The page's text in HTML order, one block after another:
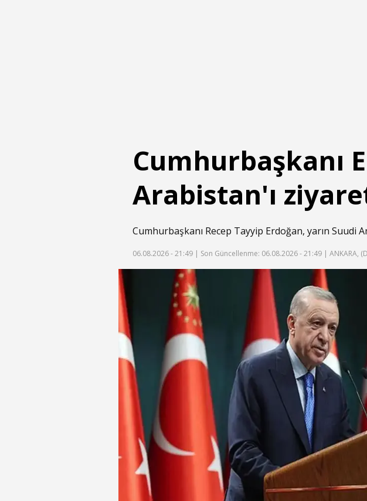
Cumhurbaşkanı
Arabistan'ı
Cumhurbaşkanı Recep Tayyip Erdoğan, yarın
06.08.2026 - 21:49 | Son Güncellenme: 06.08.2026 - 21:49 | ANKARA,